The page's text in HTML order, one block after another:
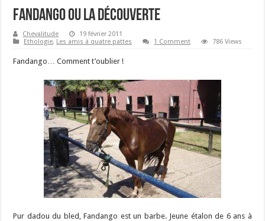
Fandango ou la découverte
Chevalitude
19 février 2011
Ethologie, Les amis à quatre pattes 1 Comment 786 Views
Fandango… Comment t’oublier !
Pur dadou du bled, Fandango est un barbe. Jeune étalon de 6 ans à